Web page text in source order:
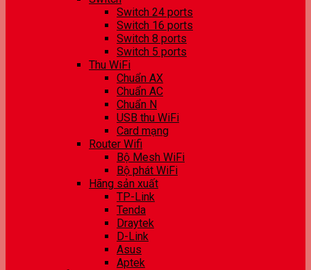
Switch 24 ports
Switch 16 ports
Switch 8 ports
Switch 5 ports
Thu WiFi
Chuẩn AX
Chuẩn AC
Chuẩn N
USB thu WiFi
Card mạng
Router Wifi
Bộ Mesh WiFi
Bộ phát WiFi
Hãng sản xuất
TP-Link
Tenda
Draytek
D-Link
Asus
Aptek